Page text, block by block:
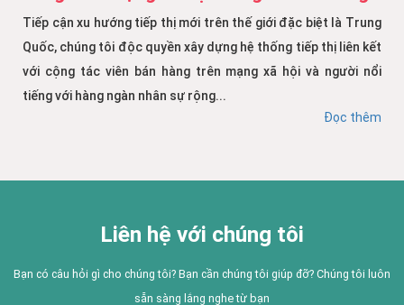
Tiếp cận xu hướng tiếp thị mới trên thế giới đặc biệt là Trung
Quốc, chúng tôi độc quyền xây dựng hệ thống tiếp thị liên kết
với cộng tác viên bán hàng trên mạng xã hội và người nổi
tiếng với hàng ngàn nhân sự rộng...
Đọc thêm
Liên hệ với chúng tôi
Bạn có câu hỏi gì cho chúng tôi? Bạn cần chúng tôi giúp đỡ? Chúng tôi luôn
sẵn sàng lắng nghe từ bạn